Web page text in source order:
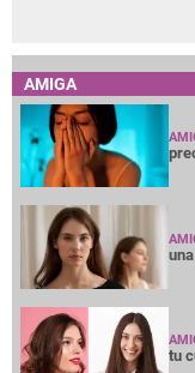
AMIGA
tu